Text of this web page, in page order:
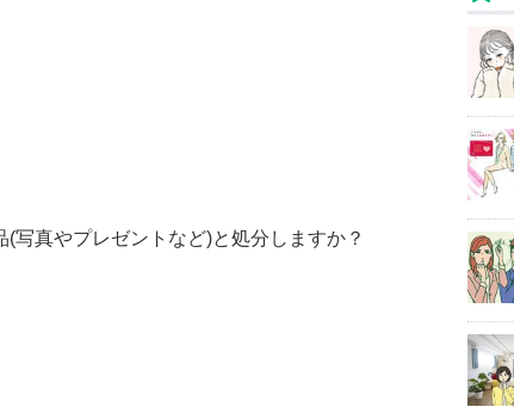
写真やプレゼントなど)と処分しますか？